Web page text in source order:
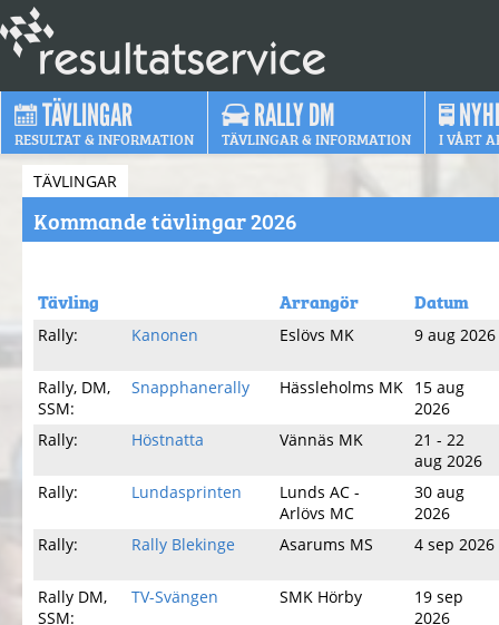
TÄVLINGAR
RESULTAT & INFORMATION
RALLY DM
TÄVLINGAR & INFORMATION I VÅRT
TÄVLINGAR
Kommande tävlingar 2026
Tävling Arrangör Datum
Rally: Kanonen Eslövs MK 9 aug 2026
Rally, DM,
SSM:
Snapphanerally Hässleholms MK 15 aug
2026
Rally:
Höstnatta Vännäs MK
21 - 22
aug 2026
Rally:
Lundasprinten
Lunds AC -
Arlövs MC
30 aug
2026
Rally:
Rally Blekinge Asarums MS 4 sep 2026
Rally DM,
SSM:
TV-Svängen SMK Hörby
19 sep
2026